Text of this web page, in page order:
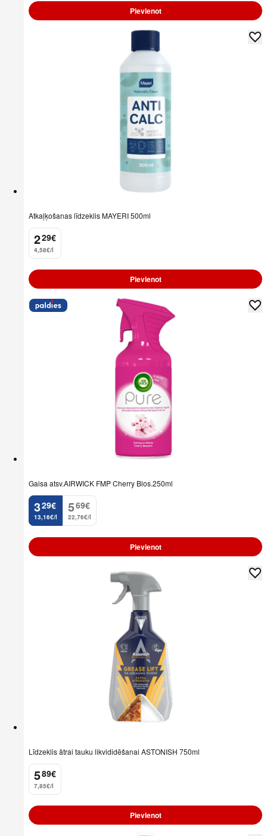
Pievienot
Atkaļķošanas līdzeklis MAYERI 500ml
2
. 29€
4,58€/l
Pievienot
Gaisa atsv.AIRWICK FMP Cherry Blos.250ml
3
. 29€
13,16€/l
5
. 69€
22,76€/l
Pievienot
Līdzeklis ātrai tauku likvididēšanai ASTONISH 750ml
5
. 89€
7,85€/l
Pievienot